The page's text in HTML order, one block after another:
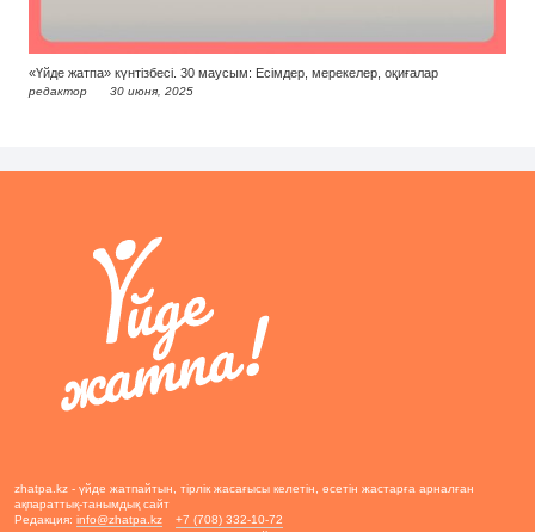
«Үйде жатпа» күнтізбесі. 30 маусым: Есімдер, мерекелер, оқиғалар
редактор 30 июня, 2025
zhatpa.kz - үйде жатпайтын, тірлік жасағысы келетін, өсетін жастарға арналған
ақпараттық-танымдық сайт
Редакция: info@zhatpa.kz
+7 (708) 332-10-72